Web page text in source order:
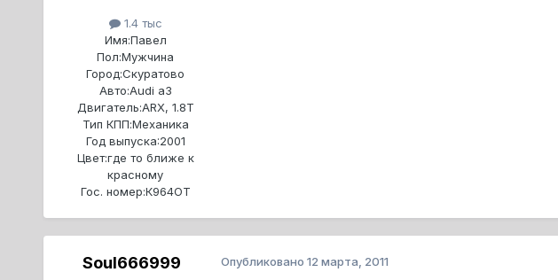
1.4 тыс
Имя:Павел
Пол:Мужчина
Город:Скуратово
Авто:Audi a3
Двигатель:ARX, 1.8T
Тип КПП:Механика
Год выпуска:2001
Цвет:где то ближе к
красному
Гос. номер:К964ОТ
Soul666999 Опубликовано 12 марта, 2011